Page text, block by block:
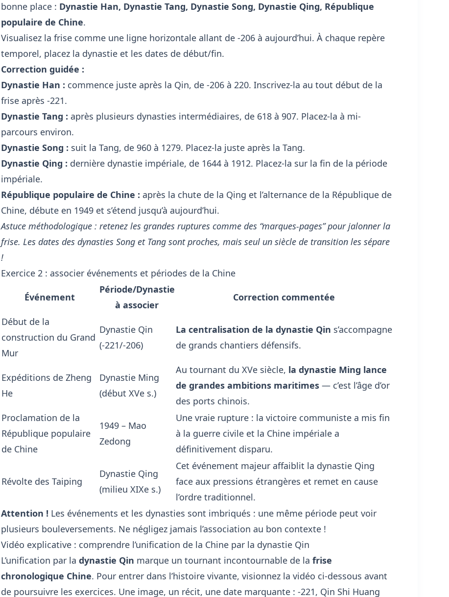
bonne place : Dynastie Han, Dynastie Tang, Dynastie Song, Dynastie Qing, République
populaire de Chine.
Visualisez la frise comme une ligne horizontale allant de -206 à aujourd’hui. À chaque repère
temporel, placez la dynastie et les dates de début/fin.
Correction guidée :
Dynastie Han : commence juste après la Qin, de -206 à 220. Inscrivez-la au tout début de la
frise après -221.
Dynastie Tang : après plusieurs dynasties intermédiaires, de 618 à 907. Placez-la à mi-
parcours environ.
Dynastie Song : suit la Tang, de 960 à 1279. Placez-la juste après la Tang.
Dynastie Qing : dernière dynastie impériale, de 1644 à 1912. Placez-la sur la fin de la période
impériale.
République populaire de Chine : après la chute de la Qing et l’alternance de la République de
Chine, débute en 1949 et s’étend jusqu’à aujourd’hui.
Astuce méthodologique : retenez les grandes ruptures comme des “marques-pages” pour jalonner la
frise. Les dates des dynasties Song et Tang sont proches, mais seul un siècle de transition les sépare
!
Exercice 2 : associer événements et périodes de la Chine
Événement
Période/Dynastie
à associer
Correction commentée
Début de la
construction du Grand
Mur
Dynastie Qin
(-221/-206)
La centralisation de la dynastie Qin s’accompagne
de grands chantiers défensifs.
Expéditions de Zheng
He
Dynastie Ming
(début XVe s.)
Au tournant du XVe siècle, la dynastie Ming lance
de grandes ambitions maritimes— c’est l’âge d’or
des ports chinois.
Proclamation de la
République populaire
de Chine
1949 – Mao
Zedong
Une vraie rupture : la victoire communiste a mis fin
à la guerre civile et la Chine impériale a
définitivement disparu.
Révolte des Taiping
Dynastie Qing
(milieu XIXe s.)
Cet événement majeur affaiblit la dynastie Qing
face aux pressions étrangères et remet en cause
l’ordre traditionnel.
Attention ! Les événements et les dynasties sont imbriqués : une même période peut voir
plusieurs bouleversements. Ne négligez jamais l’association au bon contexte !
Vidéo explicative : comprendre l’unification de la Chine par la dynastie Qin
L’unification par la dynastie Qin marque un tournant incontournable de la frise
chronologique Chine. Pour entrer dans l’histoire vivante, visionnez la vidéo ci-dessous avant
de poursuivre les exercices. Une image, un récit, une date marquante : -221, Qin Shi Huang